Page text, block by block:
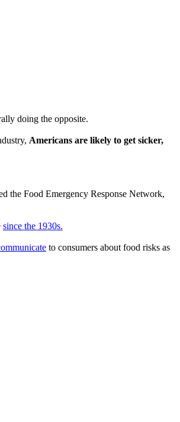
doing the opposite.
Americans are likely to get sicker,
the Food Emergency Response Network,
since the 1930s.
to consumers about food risks as